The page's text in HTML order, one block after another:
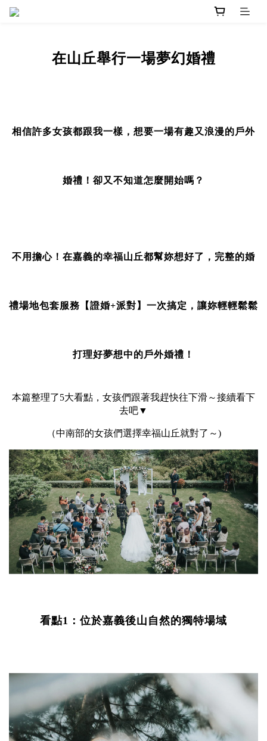
在山丘舉行一場夢幻婚禮
相信許多女孩都跟我一樣， 想要一場有趣又浪漫的戶外
婚禮！ 卻又不知道怎麼開始嗎？
不用擔心！在嘉義的幸福山丘都幫妳想好了， 完整的婚
禮場地包套服務【證婚+派對】一次搞定， 讓妳輕輕鬆鬆
打理好夢想中的戶外婚禮！
本篇整理了5大看點，女孩們跟著我趕快往下滑～接續看下
去吧▼
（中南部的女孩們選擇幸福山丘就對了～)
看點1：位於嘉義後山自然的獨特場域